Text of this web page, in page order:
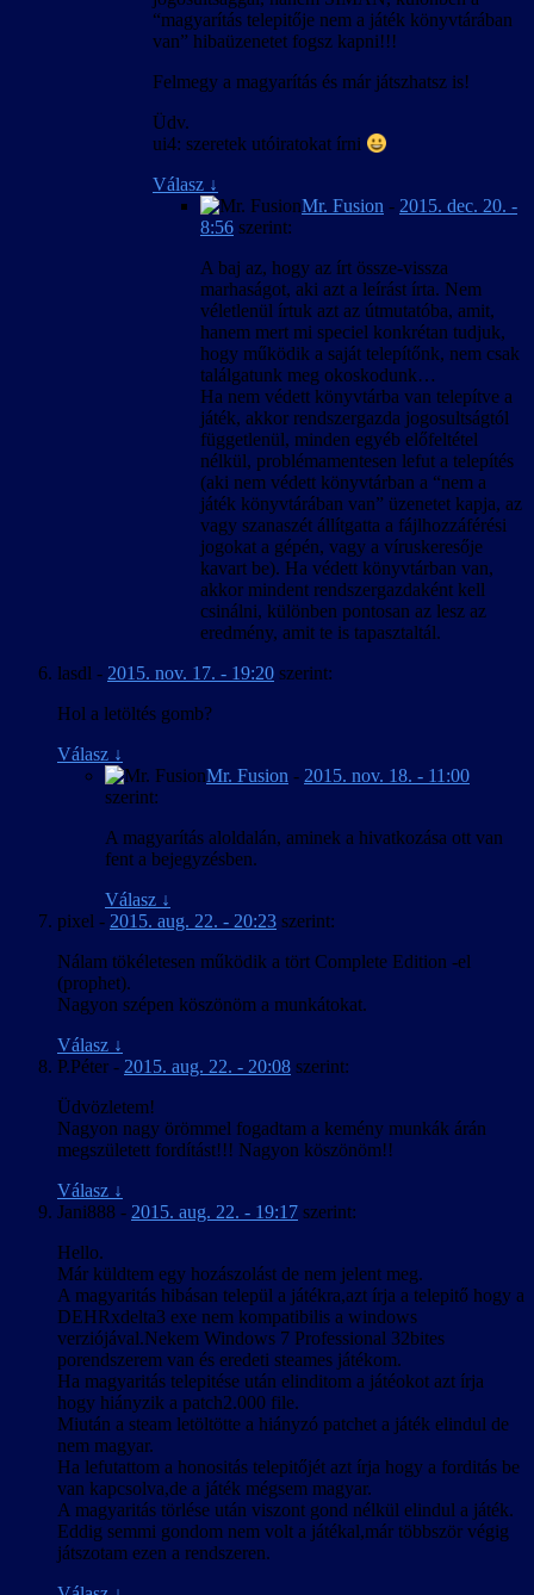
“magyarítás telepitője nem a játék könyvtárában
van” hibaüzenetet fogsz kapni!!!
Felmegy a magyarítás és már játszhatsz is!
Üdv.
ui4: szeretek utóiratokat írni
Válasz ↓
Mr. Fusion - 2015. dec. 20. -
8:56 szerint:
A baj az, hogy az írt össze-vissza
marhaságot, aki azt a leírást írta. Nem
véletlenül írtuk azt az útmutatóba, amit,
hanem mert mi speciel konkrétan tudjuk,
hogy működik a saját telepítőnk, nem csak
találgatunk meg okoskodunk…
Ha nem védett könyvtárba van telepítve a
játék, akkor rendszergazda jogosultságtól
függetlenül, minden egyéb előfeltétel
nélkül, problémamentesen lefut a telepítés
(aki nem védett könyvtárban a “nem a
játék könyvtárában van” üzenetet kapja, az
vagy szanaszét állítgatta a fájlhozzáférési
jogokat a gépén, vagy a víruskeresője
kavart be). Ha védett könyvtárban van,
akkor mindent rendszergazdaként kell
csinálni, különben pontosan az lesz az
eredmény, amit te is tapasztaltál.
lasdl - 2015. nov. 17. - 19:20 szerint:
Hol a letöltés gomb?
Válasz ↓
Mr. Fusion - 2015. nov. 18. - 11:00
szerint:
A magyarítás aloldalán, aminek a hivatkozása ott van
fent a bejegyzésben.
Válasz ↓
pixel - 2015. aug. 22. - 20:23 szerint:
Nálam tökéletesen működik a tört Complete Edition -el
(prophet).
Nagyon szépen köszönöm a munkátokat.
Válasz ↓
P.Péter - 2015. aug. 22. - 20:08 szerint:
Üdvözletem!
Nagyon nagy örömmel fogadtam a kemény munkák árán
megszületett fordítást!!! Nagyon köszönöm!!
Válasz ↓
Jani888 - 2015. aug. 22. - 19:17 szerint:
Hello.
Már küldtem egy hozászolást de nem jelent meg.
A magyaritás hibásan települ a játékra,azt írja a telepitő hogy a
DEHRxdelta3 exe nem kompatibilis a windows
verziójával.Nekem Windows 7 Professional 32bites
porendszerem van és eredeti steames játékom.
Ha magyaritás telepitése után elinditom a játéokot azt írja
hogy hiányzik a patch2.000 file.
Miután a steam letöltötte a hiányzó patchet a játék elindul de
nem magyar.
Ha lefutattom a honositás telepitőjét azt írja hogy a forditás be
van kapcsolva,de a játék mégsem magyar.
A magyaritás törlése után viszont gond nélkül elindul a játék.
Eddig semmi gondom nem volt a játékal,már többször végig
játszotam ezen a rendszeren.